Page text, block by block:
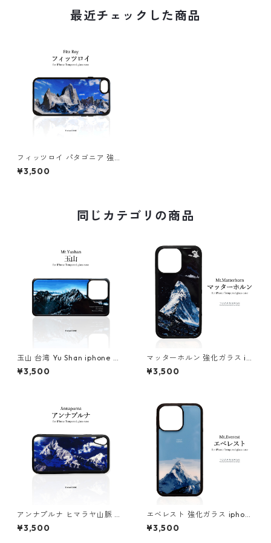
最近チェックした商品
フィッツロイ パタゴニア 強化
ガラス iphone スマホケース
スマホカバーアウトドア 登山
¥3,500
同じカテゴリの商品
玉山 台湾 Yu Shan iphone ス
マホケース スマホカバーアウ
トドア 登山 山
¥3,500
マッターホルン 強化ガラス ip
hone スマホケース スマホカ
バーアウトドア 登山 山 ブルー
¥3,500
アンナプルナ ヒマラヤ山脈 ネ
パール 強化ガラス iphone ス
マホケース スマホカバーアウ
¥3,500
エベレスト 強化ガラス iphon
e スマホケース スマホカバー
登山 山 スマホカバー エヴェレ
¥3,500